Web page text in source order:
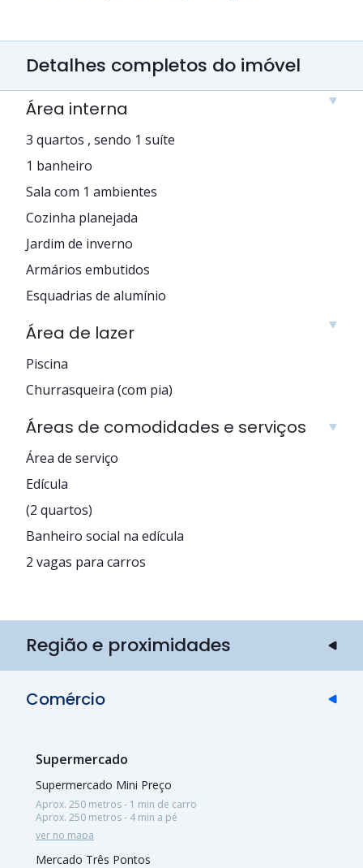
Detalhes completos do imóvel
Área interna
3 quartos , sendo 1 suíte
1 banheiro
Sala com 1 ambientes
Cozinha planejada
Jardim de inverno
Armários embutidos
Esquadrias de alumínio
Área de lazer
Piscina
Churrasqueira (com pia)
Áreas de comodidades e serviços
Área de serviço
Edícula
(2 quartos)
Banheiro social na edícula
2 vagas para carros
Região e proximidades
Comércio
Supermercado
Supermercado Mini Preço
Aprox. 250 metros - 1 min de carro
Aprox. 250 metros - 4 min a pé
ver no mapa
Mercado Três Pontos